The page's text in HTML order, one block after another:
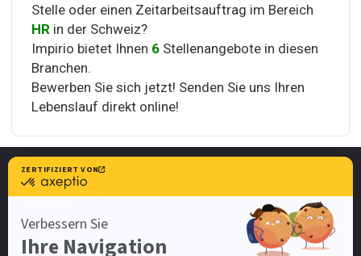
Stelle oder einen Zeitarbeitsauftrag im Bereich
HR in der Schweiz?
Impirio bietet Ihnen 6 Stellenangebote in diesen
Branchen.
Bewerben Sie sich jetzt! Senden Sie uns Ihren
Lebenslauf direkt online!
KONTAKTINFORMATIONEN
Impirio AG